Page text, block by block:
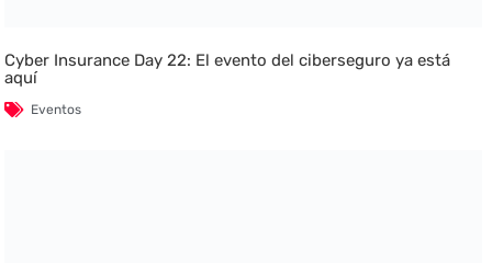
Cyber Insurance Day 22: El evento del ciberseguro ya está
aquí
Eventos